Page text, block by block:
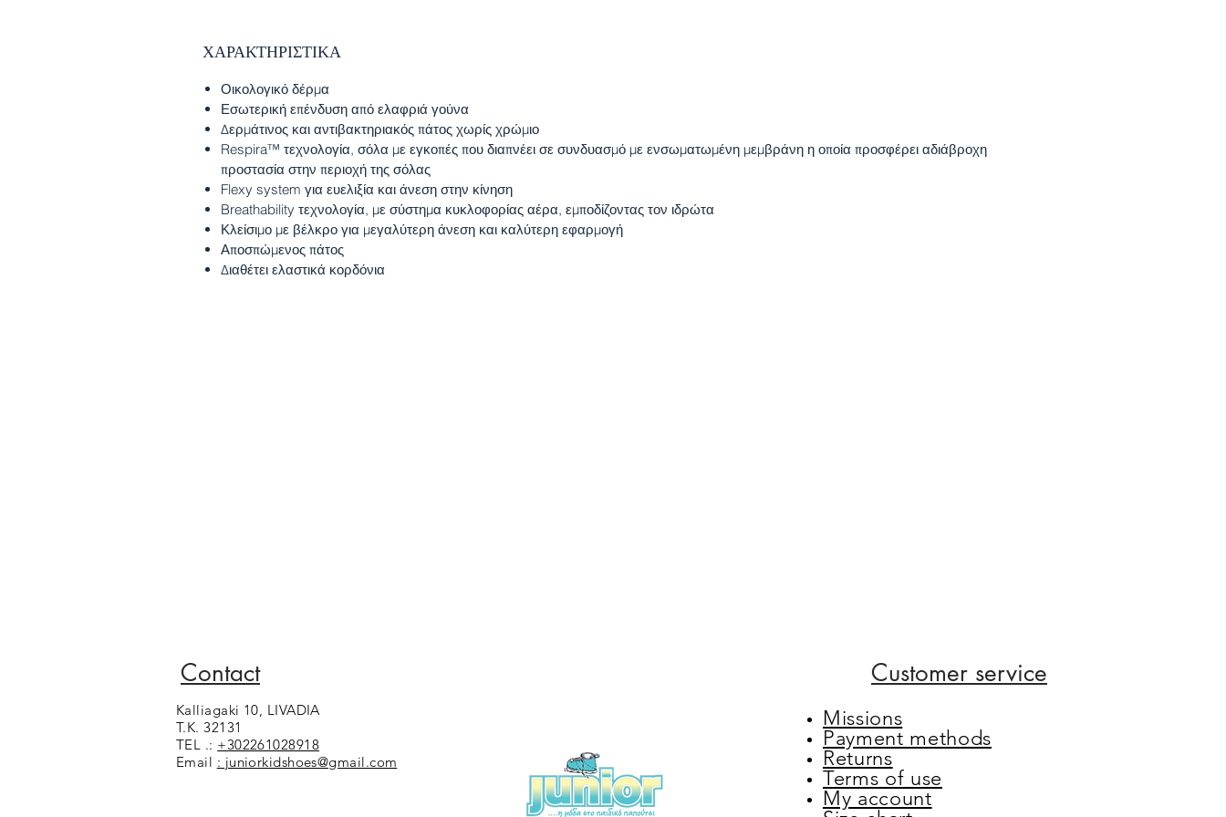
ΧΑΡΑΚΤΗΡΙΣΤΙΚΑ
Οικολογικό δέρμα
Εσωτερική επένδυση από ελαφριά γούνα
Δερμάτινος και αντιβακτηριακός πάτος χωρίς χρώμιο
Respira™ τεχνολογία, σόλα με εγκοπές που διαπνέει σε συνδυασμό με ενσωματωμένη μεμβράνη η οποία προσφέρει αδιάβροχη
προστασία στην περιοχή της σόλας
Flexy system για ευελιξία και άνεση στην κίνηση
Breathability τεχνολογία, με σύστημα κυκλοφορίας αέρα, εμποδίζοντας τον ιδρώτα
Κλείσιμο με βέλκρο για μεγαλύτερη άνεση και καλύτερη εφαρμογή
Αποσπώμενος πάτος
Διαθέτει ελαστικά κορδόνια
Contact
Kalliagaki 10, LIVADIA
T.K. 32131
TEL .: +302261028918
Email : juniorkidshoes@gmail.com
Customer service
Missions
Payment methods
Returns
Terms of use
My account